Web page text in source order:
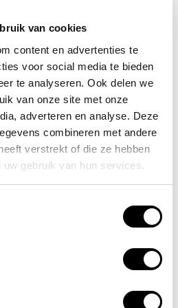
van cookies
content en advertenties te
voor social media te bieden
te analyseren. Ook delen we
van onze site met onze
adverteren en analyse. Deze
combineren met andere
verstrekt of die ze hebben
gebruik van hun services.
aan winkelwagen